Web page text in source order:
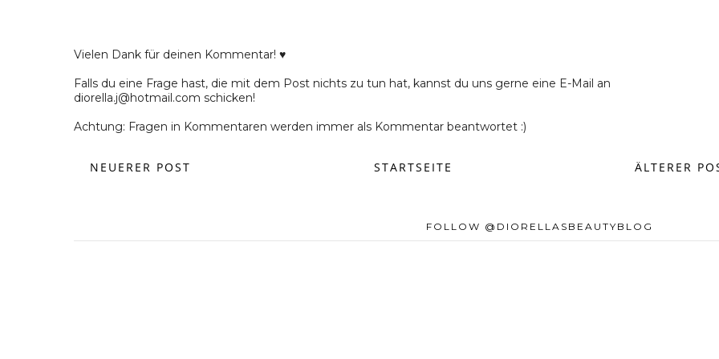
Vielen Dank für deinen Kommentar! ♥
Falls du eine Frage hast, die mit dem Post nichts zu tun hat, kannst du uns gerne eine E-Mail an
diorella.j@hotmail.com schicken!
Achtung: Fragen in Kommentaren werden immer als Kommentar beantwortet :)
NEUERER POST ÄLTERER
STARTSEITE
FOLLOW @DIORELLASBEAUTYBLOG